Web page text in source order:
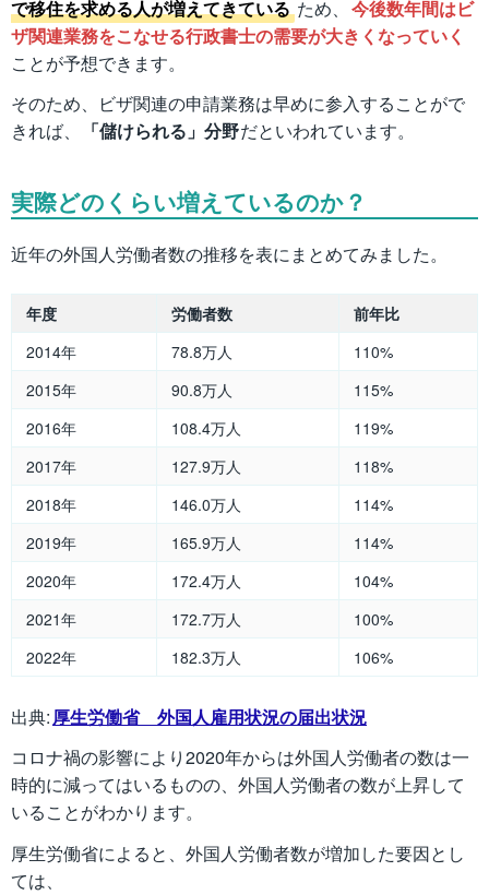
で移住を求める人が増えてきている ため、 今後数年間はビ
ザ関連業務をこなせる行政書士の需要が大きくなっていく
ことが予想できます。
そのため、ビザ関連の申請業務は早めに参入することがで
きれば、
「儲けられる」分野だといわれています。
実際どのくらい増えているのか？
近年の外国人労働者数の推移を表にまとめてみました。
年度 労働者数
前年比
2014年
78.8万人
110%
2015年
90.8万人
115%
2016年
108.4万人
119%
2017年
127.9万人
118%
2018年
146.0万人
114%
2019年
165.9万人
114%
2020年
172.4万人
104%
2021年
172.7万人
100%
2022年
182.3万人 106%
出典:厚生労働省 外国人雇用状況の届出状況
コロナ禍の影響により2020年からは外国人労働者の数は一
時的に減ってはいるものの、外国人労働者の数が上昇して
いることがわかります。
厚生労働省によると、外国人労働者数が増加した要因とし
ては、